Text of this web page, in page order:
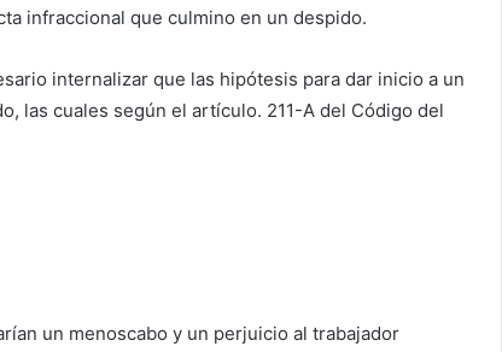
infraccional que culmino en un despido.
internalizar que las hipótesis para dar inicio a un
las cuales según el artículo. 211-A del Código del
un menoscabo y un perjuicio al trabajador